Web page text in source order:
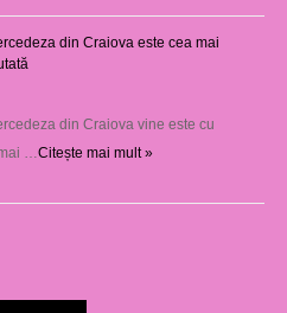
din Craiova este cea mai
din Craiova vine este cu
… Citește mai mult »